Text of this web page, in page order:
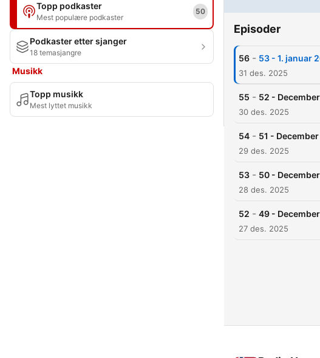
Topp podkaster
Mest populære podkaster
50
Podkaster etter sjanger
18 temasjangre
Musikk
Topp musikk
Mest lyttet musikk
Episoder
56 - 53 - 1. januar
31 des. 2025
55 - 52 -
30 des. 2025
54 - 51 -
29 des. 2025
53 - 50 -
28 des. 2025
52 - 49 -
27 des. 2025